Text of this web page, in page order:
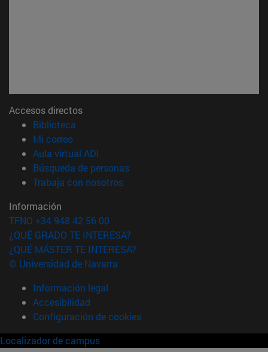
Accesos directos
Biblioteca
Mi correo(abre en nueva ventana)
Aula virtual ADI
Búsqueda de personas(abre en nueva ventana)
Trabaja con nosotros(abre en nueva ventana)
Información
TFNO +34 948 42 56 00
¿QUÉ GRADO TE INTERESA?
¿QUÉ MÁSTER TE INTERESA?
© Universidad de Navarra
Información legal
Accesibilidad
Configuración de cookies
Localizador de campus